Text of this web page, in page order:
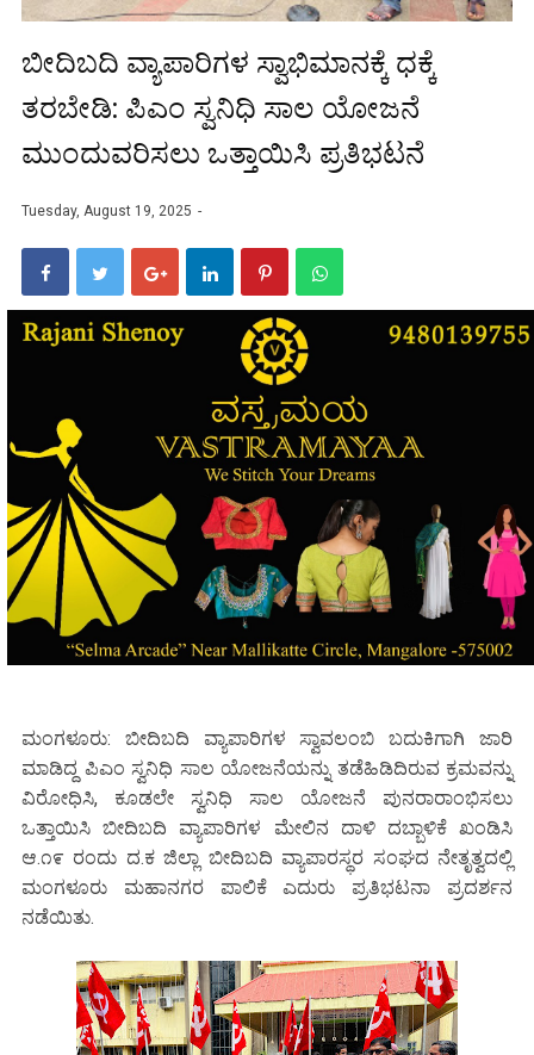
ಬೀದಿಬದಿ ವ್ಯಾಪಾರಿಗಳ ಸ್ವಾಭಿಮಾನಕ್ಕೆ ಧಕ್ಕೆ
ತರಬೇಡಿ: ಪಿಎಂ ಸ್ವನಿಧಿ ಸಾಲ ಯೋಜನೆ
ಮುಂದುವರಿಸಲು ಒತ್ತಾಯಿಸಿ ಪ್ರತಿಭಟನೆ
Tuesday, August 19, 2025
ಮಂಗಳೂರು: ಬೀದಿಬದಿ ವ್ಯಾಪಾರಿಗಳ ಸ್ವಾವಲಂಬಿ ಬದುಕಿಗಾಗಿ ಜಾರಿ
ಮಾಡಿದ್ದ ಪಿಎಂ ಸ್ವನಿಧಿ ಸಾಲ ಯೋಜನೆಯನ್ನು ತಡೆಹಿಡಿದಿರುವ ಕ್ರಮವನ್ನು
ವಿರೋಧಿಸಿ, ಕೂಡಲೇ ಸ್ವನಿಧಿ ಸಾಲ ಯೋಜನೆ ಪುನರಾರಾಂಭಿಸಲು
ಒತ್ತಾಯಿಸಿ ಬೀದಿಬದಿ ವ್ಯಾಪಾರಿಗಳ ಮೇಲಿನ ದಾಳಿ ದಬ್ಬಾಳಿಕೆ ಖಂಡಿಸಿ
ಆ.೧೯ ರಂದು ದ.ಕ ಜಿಲ್ಲಾ ಬೀದಿಬದಿ ವ್ಯಾಪಾರಸ್ಥರ ಸಂಘದ ನೇತೃತ್ವದಲ್ಲಿ
ಮಂಗಳೂರು ಮಹಾನಗರ ಪಾಲಿಕೆ ಎದುರು ಪ್ರತಿಭಟನಾ ಪ್ರದರ್ಶನ
ನಡೆಯಿತು.